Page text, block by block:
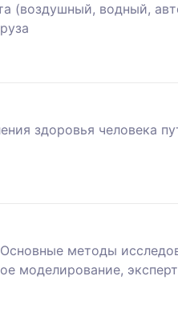
(воздушный, водный,
здоровья человека
методы
моделирование,